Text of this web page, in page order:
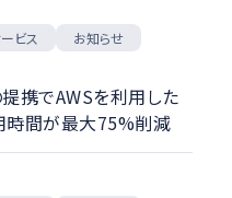
ビス お知らせ
携でAWSを利用した
時間が最大75%削減